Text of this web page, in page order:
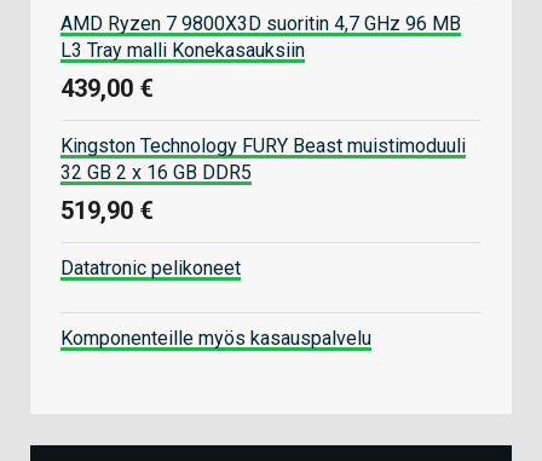
AMD Ryzen 7 9800X3D suoritin 4,7 GHz 96 MB
L3 Tray malli Konekasauksiin
439,00 €
Kingston Technology FURY Beast muistimoduuli
32 GB 2 x 16 GB DDR5
519,90 €
Datatronic pelikoneet
Komponenteille myös kasauspalvelu